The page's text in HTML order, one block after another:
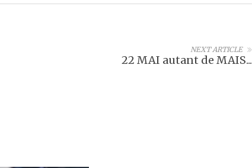
NEXT ARTICLE
22 MAI autant de MAIS...